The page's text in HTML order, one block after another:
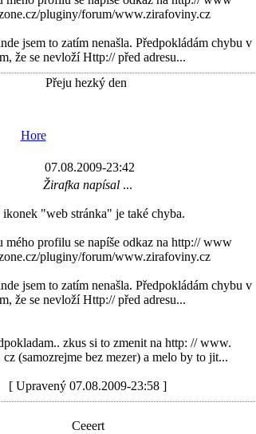
pluginy/forum/www.zirafoviny.cz
jsem to zatím nenašla. Předpokládám chybu v
že se nevloží Http:// před adresu...
Přeju hezký den
Hore
07.08.2009-23:42
Žirafka napísal ...
"web stránka" je také chyba.
mého profilu se napíše odkaz na http:// www
pluginy/forum/www.zirafoviny.cz
jsem to zatím nenašla. Předpokládám chybu v
že se nevloží Http:// před adresu...
zkus si to zmenit na http: // www.
(samozrejme bez mezer) a melo by to jit...
[ Upravený 07.08.2009-23:58 ]
Ceeert